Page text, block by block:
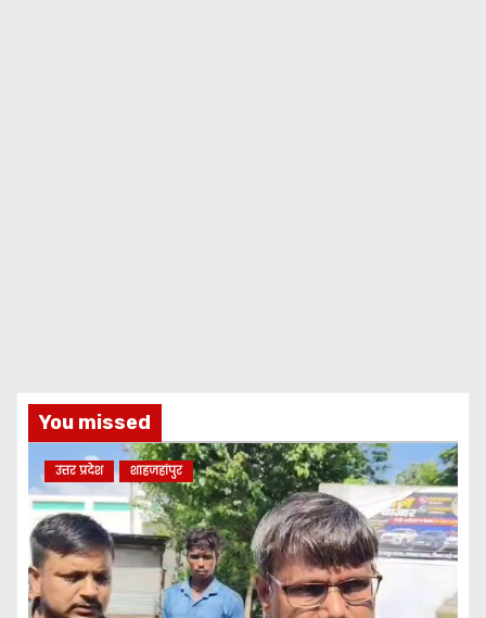
You missed
उत्तर प्रदेश शाहजहांपुर